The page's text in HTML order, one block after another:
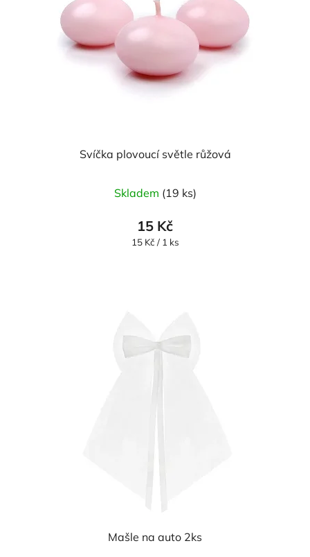
Svíčka plovoucí světle růžová
hodnocení
produktu
je
Skladem (19 ks)
15 Kč
Měrná
15 Kč / 1 ks
Mašle na auto 2ks